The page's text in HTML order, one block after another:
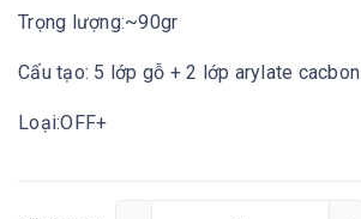
Trọng lượng:~90gr
Cấu tạo: 5 lớp gỗ + 2 lớp arylate cacbon
Loại:OFF+